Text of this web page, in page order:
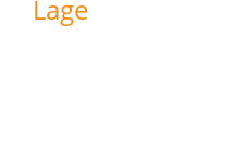
Lage